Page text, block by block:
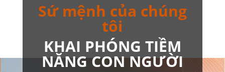
Sứ mệnh của chúng
tôi
KHAI PHÓNG TIỀM
NĂNG CON NGƯỜI